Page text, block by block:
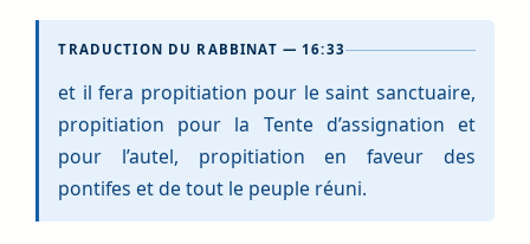
TRADUCTION DU RABBINAT — 16:33
et il fera propitiation pour le saint sanctuaire,
propitiation pour la Tente d’assignation et
pour l’autel, propitiation en faveur des
pontifes et de tout le peuple réuni.